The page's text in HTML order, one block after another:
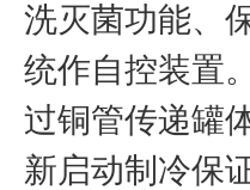
洗灭菌功能、
统作自控装置
过铜管传递罐
新启动制冷保